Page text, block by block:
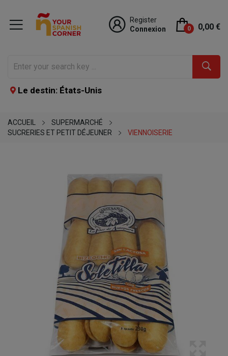
Register
Connexion
0 0,00 €
Le destin: États-Unis
ACCUEIL
SUPERMARCHÉ
SUCRERIES ET PETIT DÉJEUNER
VIENNOISERIE